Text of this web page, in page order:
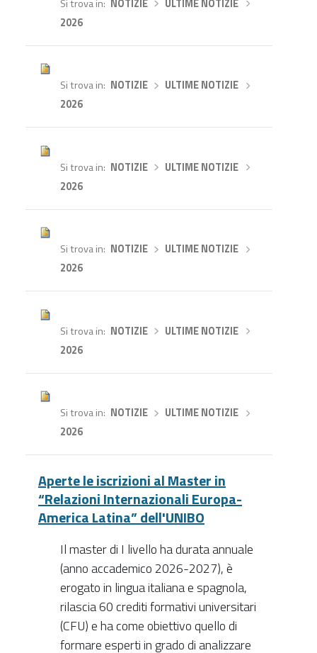
Si trova in NOTIZIE› ULTIME NOTIZIE
2026
Si trova in NOTIZIE› ULTIME NOTIZIE
2026
Si trova in NOTIZIE› ULTIME NOTIZIE
2026
Si trova in NOTIZIE› ULTIME NOTIZIE
2026
Si trova in NOTIZIE› ULTIME NOTIZIE
2026
Si trova in NOTIZIE› ULTIME NOTIZIE
2026
Aperte le iscrizioni al Master in
“Relazioni Internazionali Europa-
America Latina” dell'UNIBO
Il master di I livello ha durata annuale
(anno accademico 2026-2027), è
erogato in lingua italiana e spagnola,
rilascia 60 crediti formativi universitari
(CFU) e ha come obiettivo quello di
formare esperti in grado di analizzare